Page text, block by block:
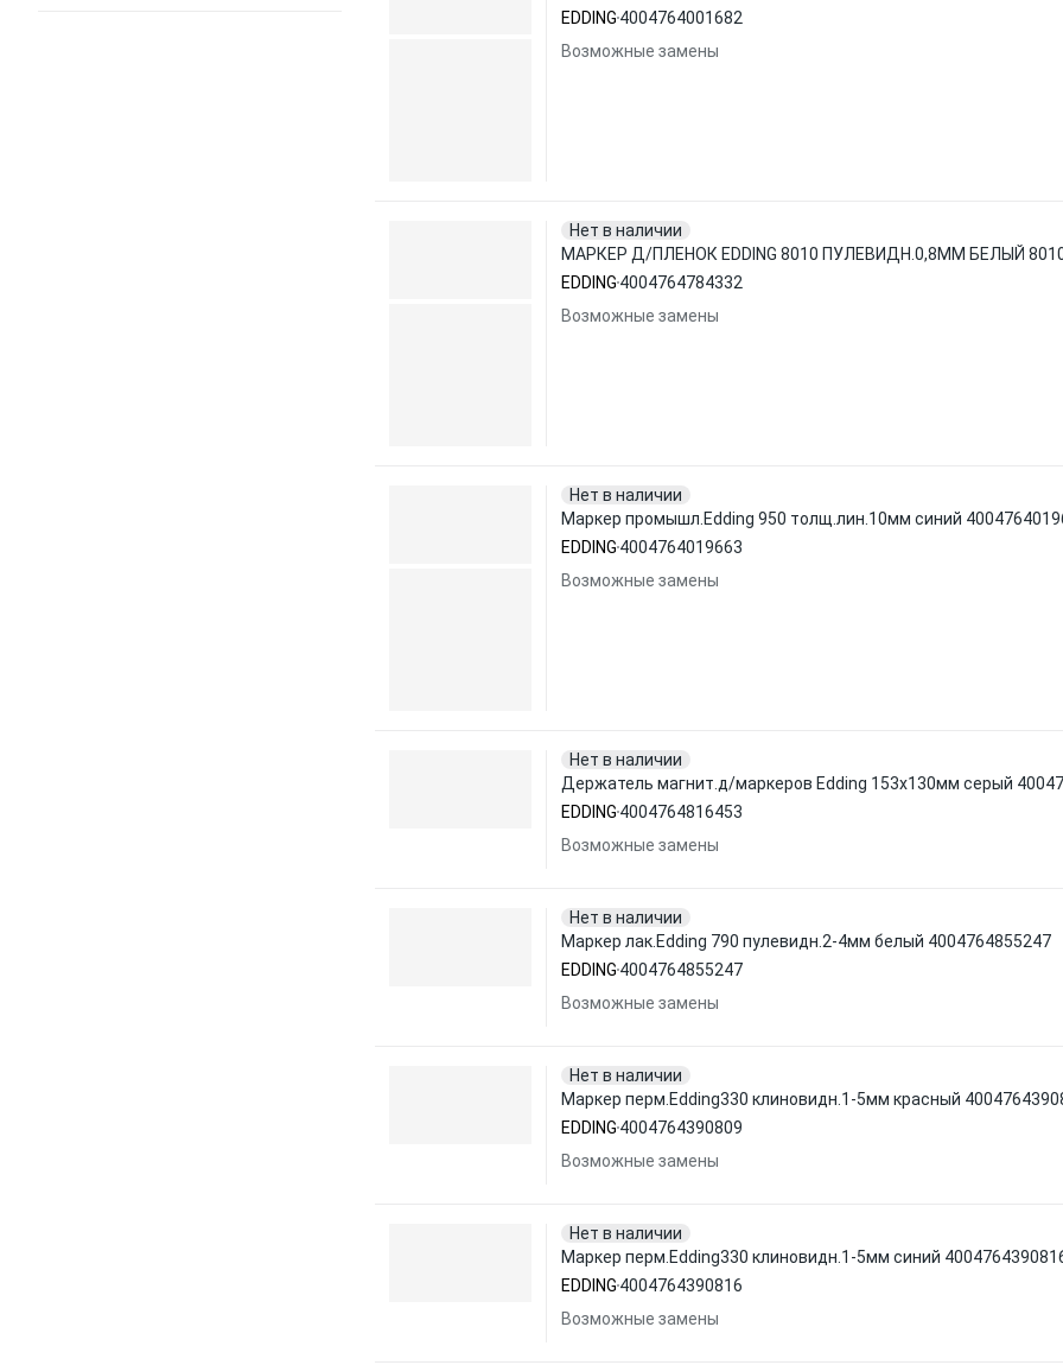
EDDING 4004764001682
Возможные замены
Нет в наличии
МАРКЕР Д/ПЛЕНОК EDDING 8010 ПУЛЕВИДН.0,8ММ БЕЛЫЙ
EDDING 4004764784332
Возможные замены
Нет в наличии
Маркер промышл.Edding 950 толщ.лин.10мм синий
EDDING 4004764019663
Возможные замены
Нет в наличии
Держатель магнит.д/маркеров Edding 153x130мм серый
EDDING 4004764816453
Возможные замены
Нет в наличии
Маркер лак.Edding 790 пулевидн.2-4мм белый 4004764855247
EDDING 4004764855247
Возможные замены
Нет в наличии
Маркер перм.Edding330 клиновидн.1-5мм красный
EDDING 4004764390809
Возможные замены
Нет в наличии
Маркер перм.Edding330 клиновидн.1-5мм синий
EDDING 4004764390816
Возможные замены